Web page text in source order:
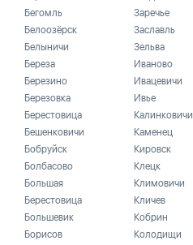
Бегомль
Белоозёрск
Белыничи
Береза
Березино
Березовка
Берестовица
Бешенковичи
Бобруйск
Болбасово
Большая
Берестовица
Большевик
Борисов
Заречье
Заславль
Зельва
Иваново
Ивацевичи
Ивье
Калинковичи
Каменец
Кировск
Клецк
Климовичи
Кличев
Кобрин
Колодищи